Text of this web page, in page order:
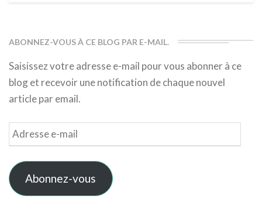
ABONNEZ-VOUS À CE BLOG PAR E-MAIL.
Saisissez votre adresse e-mail pour vous abonner à ce
blog et recevoir une notification de chaque nouvel
article par email.
Adresse
e-
mail
Abonnez-vous